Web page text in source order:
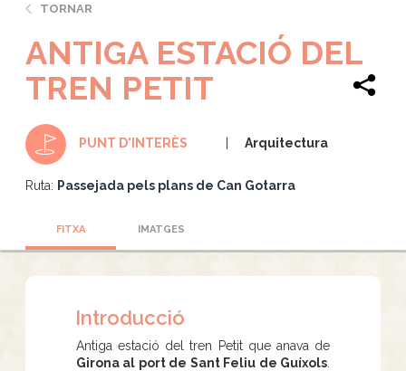
TORNAR
ANTIGA ESTACIÓ DEL
TREN PETIT
PUNT D'INTERÈS Arquitectura
Ruta: Passejada pels plans de Can Gotarra
FITXA IMATGES
Introducció
Antiga estació del tren Petit que anava de
Girona al port de Sant Feliu de Guíxols